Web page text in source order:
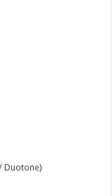
Duotone)